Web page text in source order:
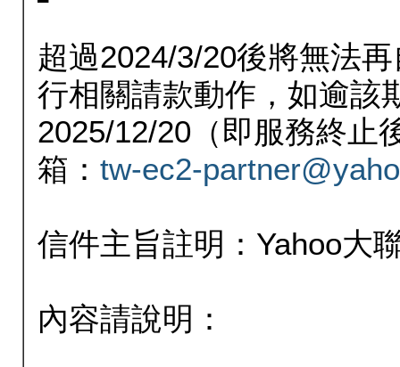
超過2024/3/20後將無法
行相關請款動作，如逾該
2025/12/20（即服務終止
箱： tw-ec2-
信件主旨註明：Yahoo大
內容請說明：